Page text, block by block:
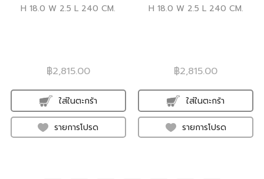
H 18.0 W 2.5 L 240 CM.
฿2,815.00
ใส่ในตะกร้า
รายการโปรด
H 18.0 W 2.5 L 240 CM.
฿2,815.00
ใส่ในตะกร้า
รายการโปรด